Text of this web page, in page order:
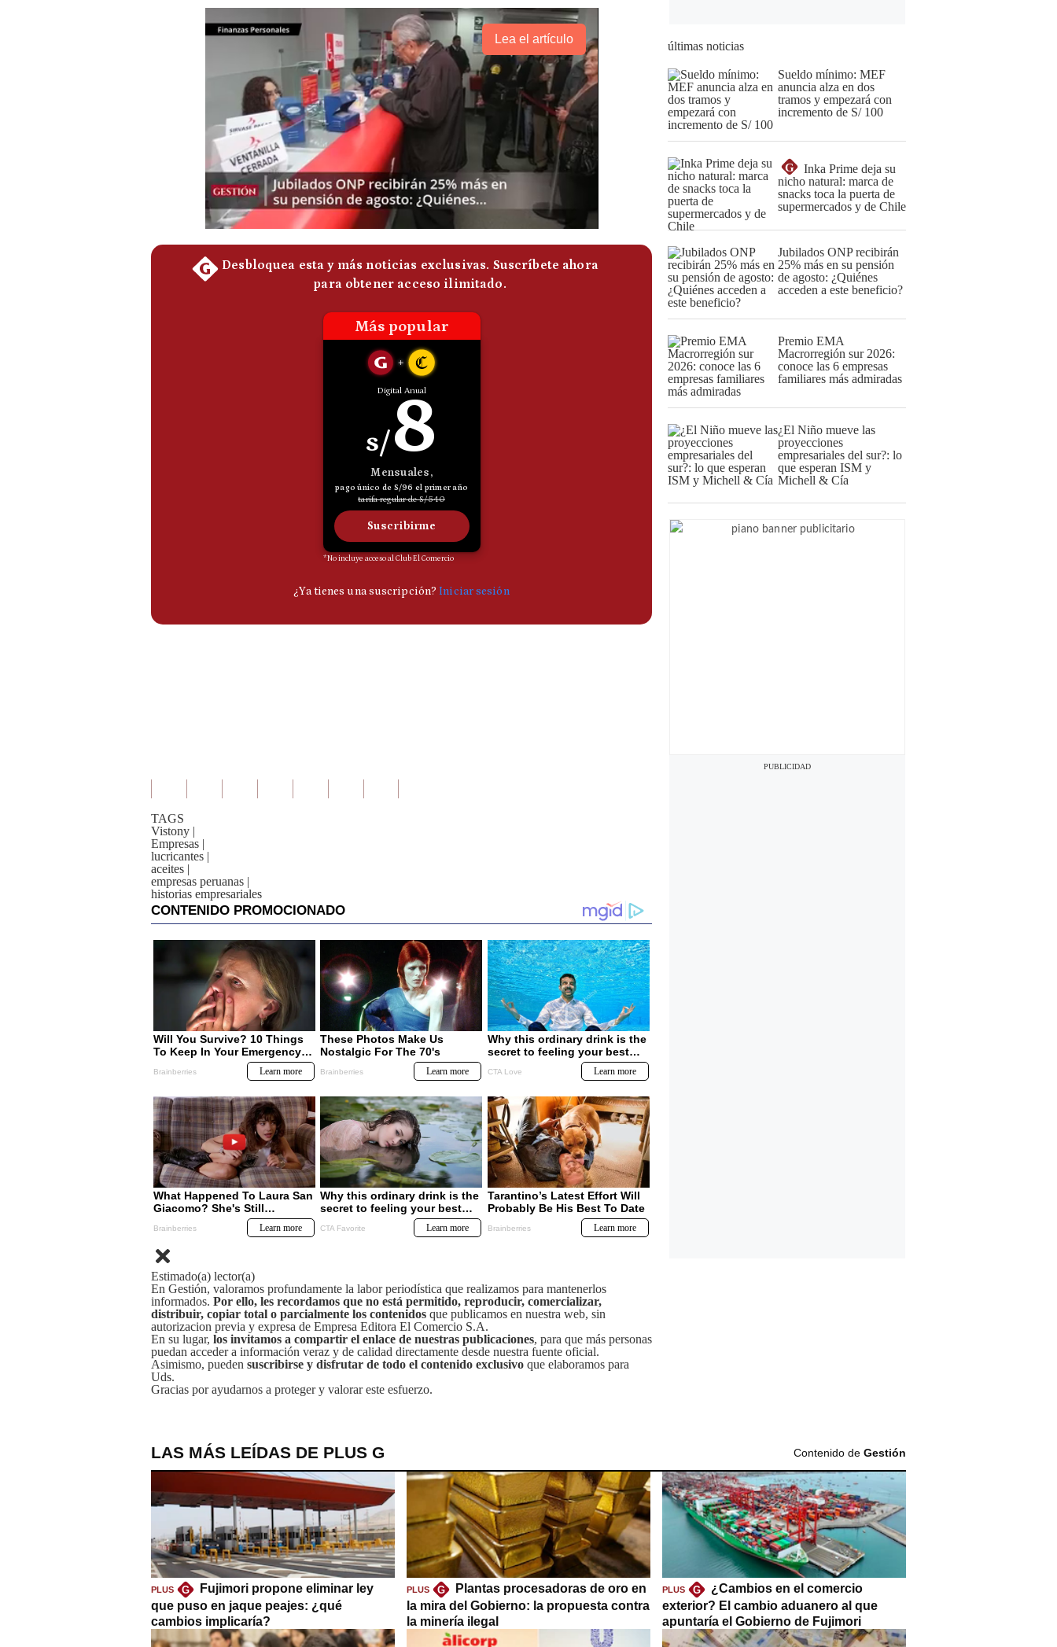
Lea el artículo
TAGS
Vistony |
Empresas |
lucricantes |
aceites |
empresas peruanas |
historias empresariales
Estimado(a) lector(a)
En Gestión, valoramos profundamente la labor periodística que realizamos para mantenerlos
informados. Por ello, les recordamos que no está permitido, reproducir, comercializar,
distribuir, copiar total o parcialmente los contenidos que publicamos en nuestra web, sin
autorizacion previa y expresa de Empresa Editora El Comercio S.A.
En su lugar, los invitamos a compartir el enlace de nuestras publicaciones, para que más personas
puedan acceder a información veraz y de calidad directamente desde nuestra fuente oficial.
Asimismo, pueden suscribirse y disfrutar de todo el contenido exclusivo que elaboramos para
Uds.
Gracias por ayudarnos a proteger y valorar este esfuerzo.
últimas noticias
Sueldo mínimo: MEF
anuncia alza en dos
tramos y empezará con
incremento de S/ 100
G
Inka Prime deja su
nicho natural: marca de
snacks toca la puerta de
supermercados y de Chile
Jubilados ONP recibirán
25% más en su pensión
de agosto: ¿Quiénes
acceden a este beneficio?
Premio EMA
Macrorregión sur 2026:
conoce las 6 empresas
familiares más admiradas
¿El Niño mueve las
proyecciones
empresariales del sur?: lo
que esperan ISM y
Michell & Cía
LAS MÁS LEÍDAS DE PLUS G Contenido de Gestión
PLUS G
Fujimori propone eliminar ley
que puso en jaque peajes: ¿qué
cambios implicaría?
PLUS G
Plantas procesadoras de oro en
la mira del Gobierno: la propuesta contra
la minería ilegal
PLUS G
¿Cambios en el comercio
exterior? El cambio aduanero al que
apuntaría el Gobierno de Fujimori